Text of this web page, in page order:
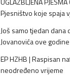
Pjesništvo koje spaja
Još samo tjedan dana
Jovanovića ove
EP HZHB | Raspisan
neodređeno vrijeme